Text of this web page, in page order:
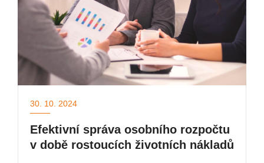
30. 10. 2024
Efektivní správa osobního rozpočtu
v době rostoucích životních nákladů